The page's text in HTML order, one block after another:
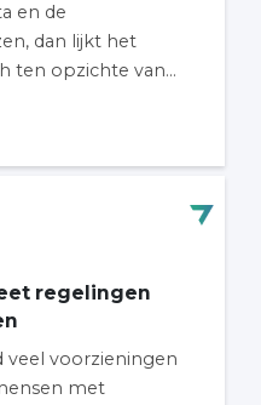
en de
dan lijkt het
ten opzichte van...
regelingen
veel voorzieningen
met